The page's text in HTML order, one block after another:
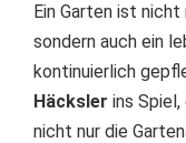
Ein Garten ist nicht
sondern auch ein
kontinuierlich
Häcksler ins
nicht nur die